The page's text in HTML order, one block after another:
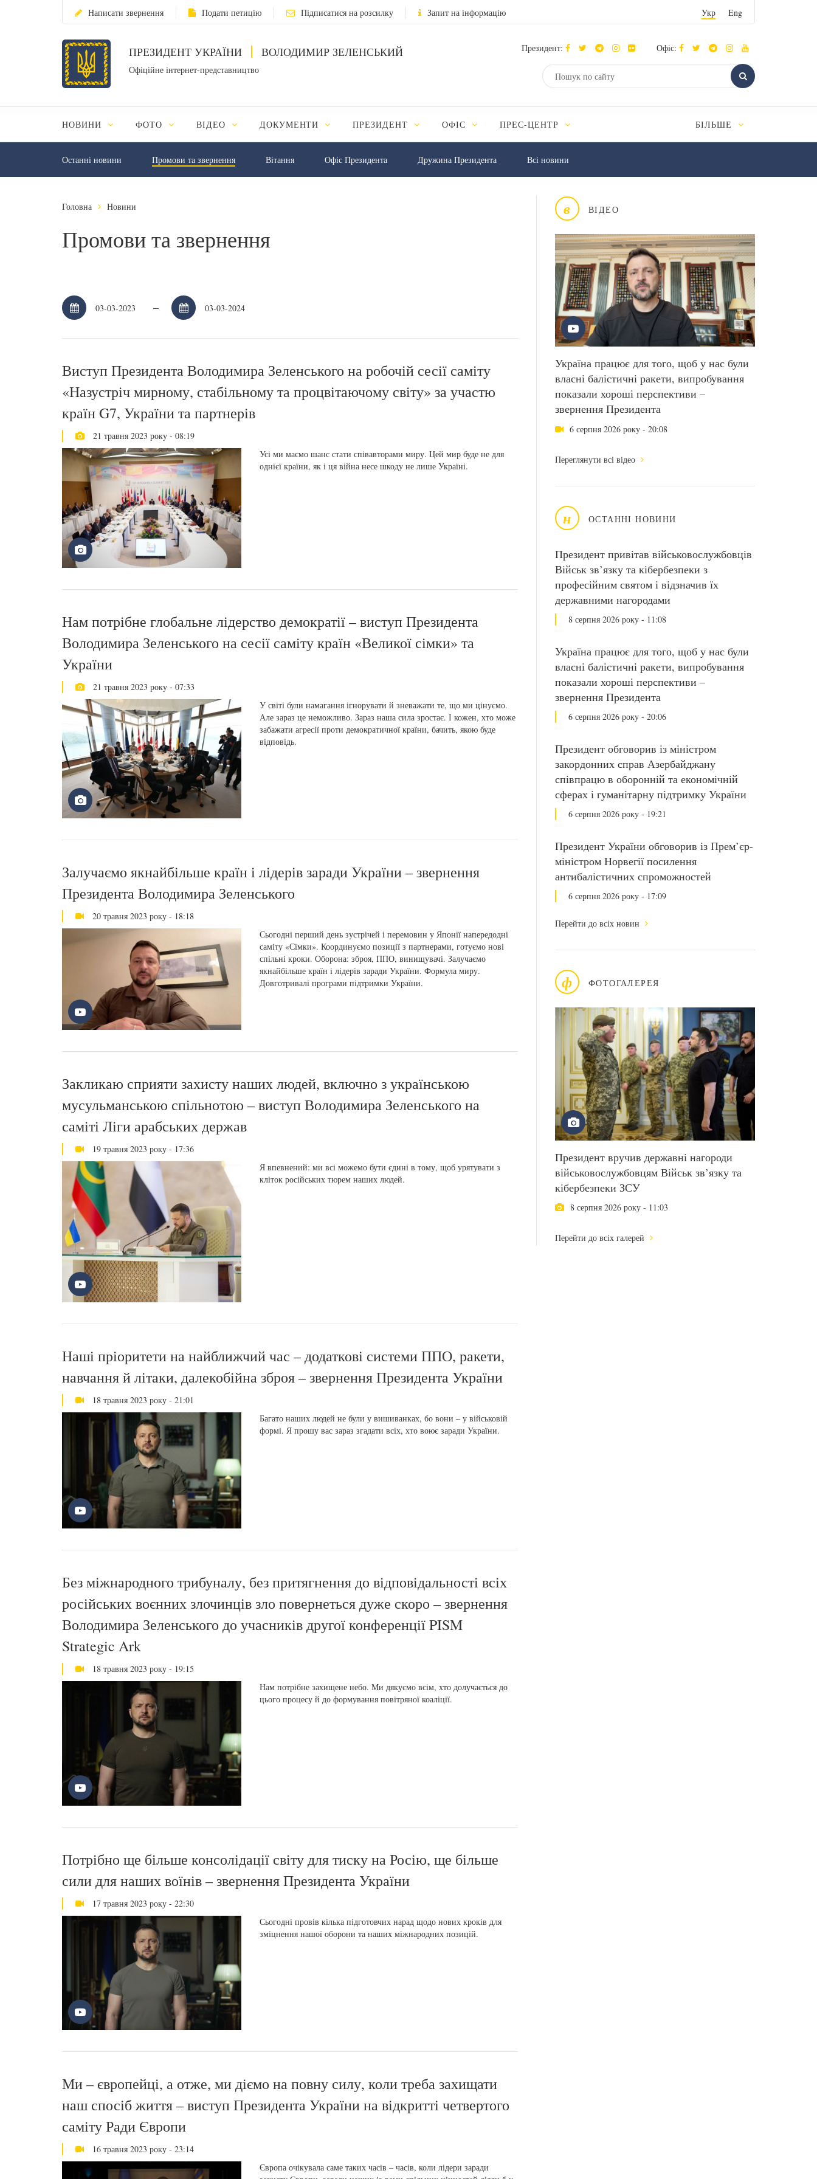
Написати звернення Подати петицію Підписатися на розсилку Запит на інформацію Укр Eng
ПРЕЗИДЕНТ УКРАЇНИ ВОЛОДИМИР ЗЕЛЕНСЬКИЙ
Офіційне інтернет-представництво
Президент: Офіс:
НОВИНИ ФОТО ВІДЕО ДОКУМЕНТИ ПРЕЗИДЕНТ ОФІС ПРЕС-ЦЕНТР БІЛЬШЕ
Останні новини Промови та звернення Вiтання Офіс Президента Дружина Президента Всі новини
в ВІДЕО
Україна працює для того, щоб у нас були
власні балістичні ракети, випробування
показали хороші перспективи –
звернення Президента
6 серпня 2026 року - 20:08
Переглянути всі відео
н ОСТАННІ НОВИНИ
Президент привітав військовослужбовців
Військ зв’язку та кібербезпеки з
професійним святом і відзначив їх
державними нагородами
8 серпня 2026 року - 11:08
Україна працює для того, щоб у нас були
власні балістичні ракети, випробування
показали хороші перспективи –
звернення Президента
6 серпня 2026 року - 20:06
Президент обговорив із міністром
закордонних справ Азербайджану
співпрацю в оборонній та економічній
сферах і гуманітарну підтримку України
6 серпня 2026 року - 19:21
Президент України обговорив із Прем’єр-
міністром Норвегії посилення
антибалістичних спроможностей
6 серпня 2026 року - 17:09
Перейти до всіх новин
ф ФОТОГАЛЕРЕЯ
Президент вручив державні нагороди
військовослужбовцям Військ зв’язку та
кібербезпеки ЗСУ
8 серпня 2026 року - 11:03
Перейти до всіх галерей
Головна Новини
Промови та звернення
–
Виступ Президента Володимира Зеленського на робочій сесії саміту
«Назустріч мирному, стабільному та процвітаючому світу» за участю
країн G7, України та партнерів
21 травня 2023 року - 08:19
Усі ми маємо шанс стати співавторами миру. Цей мир буде не для
однієї країни, як і ця війна несе шкоду не лише Україні.
Нам потрібне глобальне лідерство демократії – виступ Президента
Володимира Зеленського на сесії саміту країн «Великої сімки» та
України
21 травня 2023 року - 07:33
У світі були намагання ігнорувати й зневажати те, що ми цінуємо.
Але зараз це неможливо. Зараз наша сила зростає. І кожен, хто може
забажати агресії проти демократичної країни, бачить, якою буде
відповідь.
Залучаємо якнайбільше країн і лідерів заради України – звернення
Президента Володимира Зеленського
20 травня 2023 року - 18:18
Сьогодні перший день зустрічей і перемовин у Японії напередодні
саміту «Сімки». Координуємо позиції з партнерами, готуємо нові
спільні кроки. Оборона: зброя, ППО, винищувачі. Залучаємо
якнайбільше країн і лідерів заради України. Формула миру.
Довготривалі програми підтримки України.
Закликаю сприяти захисту наших людей, включно з українською
мусульманською спільнотою – виступ Володимира Зеленського на
саміті Ліги арабських держав
19 травня 2023 року - 17:36
Я впевнений: ми всі можемо бути єдині в тому, щоб урятувати з
кліток російських тюрем наших людей.
Наші пріоритети на найближчий час – додаткові системи ППО, ракети,
навчання й літаки, далекобійна зброя – звернення Президента України
18 травня 2023 року - 21:01
Багато наших людей не були у вишиванках, бо вони – у військовій
формі. Я прошу вас зараз згадати всіх, хто воює заради України.
Без міжнародного трибуналу, без притягнення до відповідальності всіх
російських воєнних злочинців зло повернеться дуже скоро – звернення
Володимира Зеленського до учасників другої конференції PISM
Strategic Ark
18 травня 2023 року - 19:15
Нам потрібне захищене небо. Ми дякуємо всім, хто долучається до
цього процесу й до формування повітряної коаліції.
Потрібно ще більше консолідації світу для тиску на Росію, ще більше
сили для наших воїнів – звернення Президента України
17 травня 2023 року - 22:30
Сьогодні провів кілька підготовчих нарад щодо нових кроків для
зміцнення нашої оборони та наших міжнародних позицій.
Ми – європейці, а отже, ми діємо на повну силу, коли треба захищати
наш спосіб життя – виступ Президента України на відкритті четвертого
саміту Ради Європи
16 травня 2023 року - 23:14
Європа очікувала саме таких часів – часів, коли лідери заради